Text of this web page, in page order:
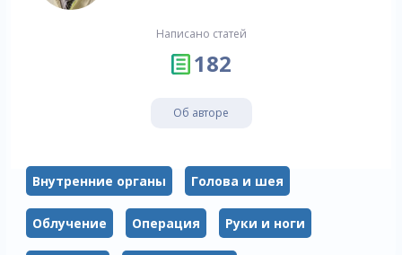
Написано статей
182
Об авторе
Внутренние органы Голова и шея
Облучение Операция Руки и ноги